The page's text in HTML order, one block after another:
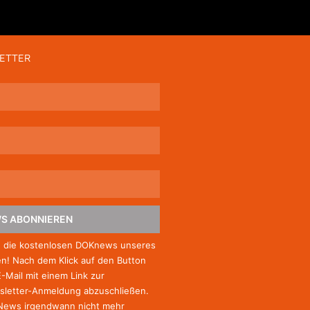
ABONNIEREN
kostenlosen DOKnews unseres
Nach dem Klick auf den Button
Mail mit einem Link zur
Anmeldung abzuschließen.
irgendwann nicht mehr